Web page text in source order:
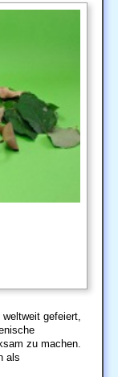
weltweit gefeiert,
zu machen.
als